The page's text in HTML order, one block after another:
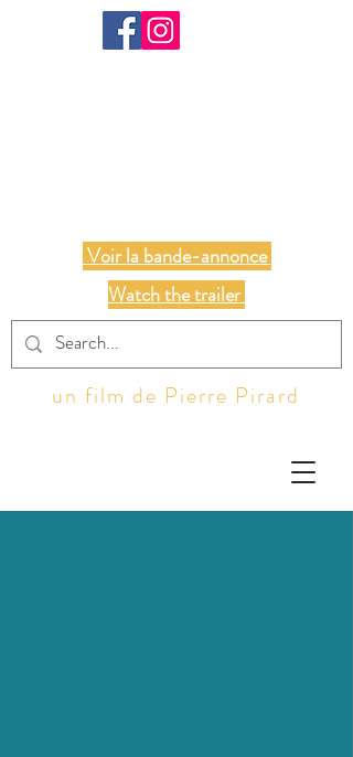
un film de Pierre Pirard
Watch the trailer
Voir la bande-annonce